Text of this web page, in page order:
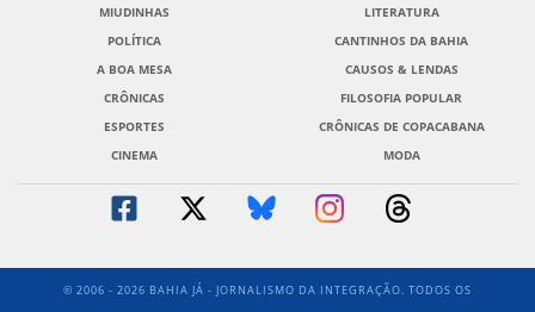
MIUDINHAS
POLÍTICA
A BOA MESA
CRÔNICAS
ESPORTES
CINEMA
LITERATURA
CANTINHOS DA BAHIA
CAUSOS & LENDAS
FILOSOFIA POPULAR
CRÔNICAS DE COPACABANA
MODA
© 2006 - 2026 BAHIA JÁ - JORNALISMO DA INTEGRAÇÃO. TODOS OS